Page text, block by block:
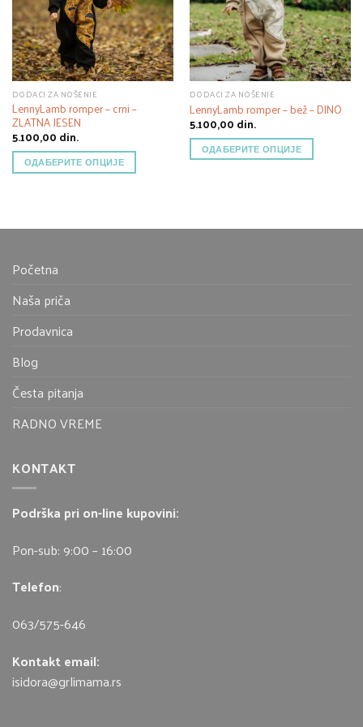
DODACI ZA NOŠENJE
LennyLamb romper – crni –
ZLATNA JESEN
5.100,00 din.
ОДАБЕРИТЕ ОПЦИЈЕ
DODACI ZA NOŠENJE
LennyLamb romper – bež – DINO
5.100,00 din.
ОДАБЕРИТЕ ОПЦИЈЕ
Početna
Naša priča
Prodavnica
Blog
Česta pitanja
RADNO VREME
KONTAKT
Podrška pri on-line kupovini:
Pon-sub: 9:00 – 16:00
Telefon:
063/575-646
Kontakt email:
isidora@grlimama.rs